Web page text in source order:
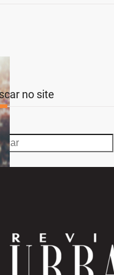
no site